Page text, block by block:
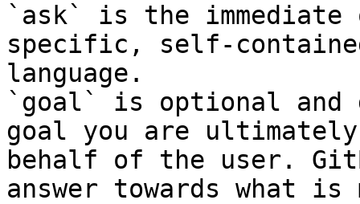
`ask` is the
specific, self-
language.
`goal` is optional and
goal you are
behalf of the user.
answer towards what